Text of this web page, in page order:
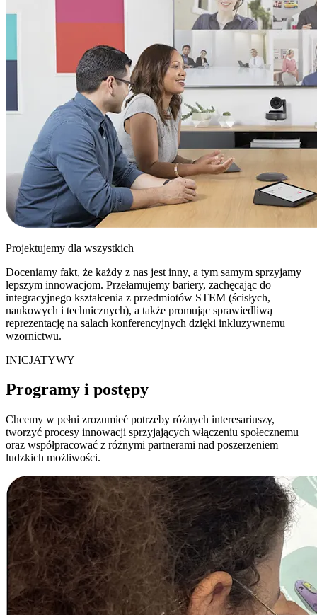
Projektujemy dla wszystkich
Doceniamy fakt, że każdy z nas jest inny, a tym samym sprzyjamy
lepszym innowacjom. Przełamujemy bariery, zachęcając do
integracyjnego kształcenia z przedmiotów STEM (ścisłych,
naukowych i technicznych), a także promując sprawiedliwą
reprezentację na salach konferencyjnych dzięki inkluzywnemu
wzornictwu.
INICJATYWY
Programy i postępy
Chcemy w pełni zrozumieć potrzeby różnych interesariuszy,
tworzyć procesy innowacji sprzyjających włączeniu społecznemu
oraz współpracować z różnymi partnerami nad poszerzeniem
ludzkich możliwości.